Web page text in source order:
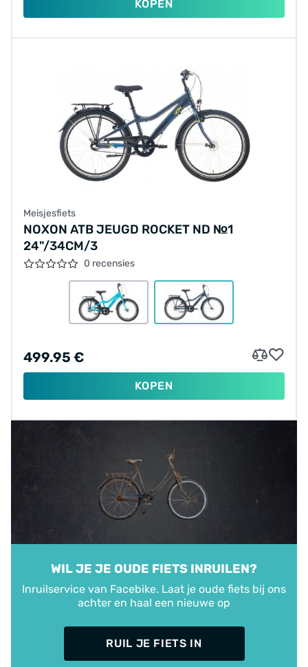
KOPEN
Meisjesfiets
NOXON ATB JEUGD ROCKET ND №1
24"/34CM/3
0 recensies
499.95 €
KOPEN
WIL JE JE OUDE FIETS INRUILEN?
Inruilservice van Facebike. Laat je oude fiets bij ons
achter en haal een nieuwe op
RUIL JE FIETS IN